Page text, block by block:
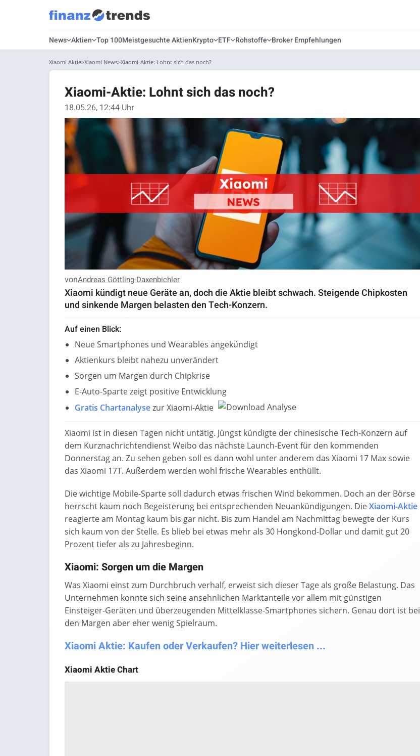
News Aktien Top 100Meistgesuchte AktienKrypto ETF Rohstoffe Broker Empfehlungen
Xiaomi Aktie Xiaomi News Xiaomi-Aktie: Lohnt sich das noch?
Xiaomi-Aktie: Lohnt sich das noch?
18.05.26, 12:44 Uhr
vonAndreas Göttling-Daxenbichler
Xiaomi kündigt neue Geräte an, doch die Aktie bleibt schwach. Steigende Chipkosten
und sinkende Margen belasten den Tech-Konzern.
Auf einen Blick:
Neue Smartphones und Wearables angekündigt
Aktienkurs bleibt nahezu unverändert
Sorgen um Margen durch Chipkrise
E-Auto-Sparte zeigt positive Entwicklung
Gratis Chartanalysezur Xiaomi-Aktie
Xiaomi ist in diesen Tagen nicht untätig. Jüngst kündigte der chinesische Tech-Konzern auf
dem Kurznachrichtendienst Weibo das nächste Launch-Event für den kommenden
Donnerstag an. Zu sehen geben soll es dann wohl unter anderem das Xiaomi 17 Max sowie
das Xiaomi 17T. Außerdem werden wohl frische Wearables enthüllt.
Die wichtige Mobile-Sparte soll dadurch etwas frischen Wind bekommen. Doch an der Börse
herrscht kaum noch Begeisterung bei entsprechenden Neuankündigungen. DieXiaomi-Aktie
reagierte am Montag kaum bis gar nicht. Bis zum Handel am Nachmittag bewegte der Kurs
sich kaum von der Stelle. Es blieb bei etwas mehr als 30 Hongkond-Dollar und damit gut 20
Prozent tiefer als zu Jahresbeginn.
Xiaomi: Sorgen um die Margen
Was Xiaomi einst zum Durchbruch verhalf, erweist sich dieser Tage als große Belastung. Das
Unternehmen konnte sich seine ansehnlichen Marktanteile vor allem mit günstigen
Einsteiger-Geräten und überzeugenden Mittelklasse-Smartphones sichern. Genau dort ist bei
den Margen aber eher wenig Spielraum.
Xiaomi Aktie: Kaufen oder Verkaufen? Hier weiterlesen ...
Xiaomi Aktie Chart